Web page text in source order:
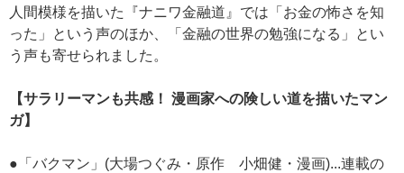
人間模様を描いた『ナニワ金融道』では「お金の怖さを知
った」という声のほか、「金融の世界の勉強になる」とい
う声も寄せられました。
【サラリーマンも共感！ 漫画家への険しい道を描いたマン
ガ】
●「バクマン」(大場つぐみ・原作 小畑健・漫画)...連載の